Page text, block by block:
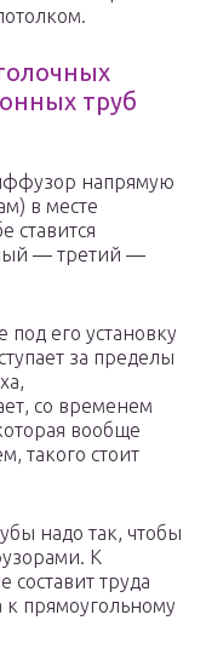
труб
напрямую
в месте
ставится
— третий —
под его установку
за пределы
со временем
вообще
такого стоит
надо так, чтобы
К
составит труда
прямоугольному